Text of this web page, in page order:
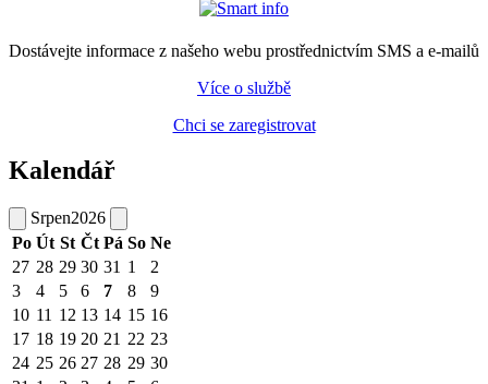
Dostávejte informace z našeho webu prostřednictvím SMS a e-mailů
Více o službě
Chci se zaregistrovat
Kalendář
Srpen2026
Po Út St Čt Pá So Ne
27 28 29 30 31 1
2
3
4 5 6 7 8
9
10 11 12 13 14 15 16
17 18 19 20 21 22 23
24 25 26 27 28 29 30